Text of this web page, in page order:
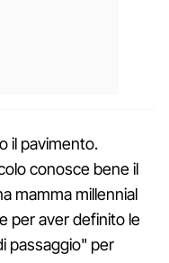
il pavimento.
conosce bene il
mamma millennial
per aver definito le
passaggio" per